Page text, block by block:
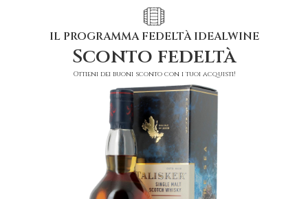
IL PROGRAMMA FEDELTÀ IDEALWINE
Sconto fedeltà
Ottieni dei buoni sconto con i tuoi acquisti!